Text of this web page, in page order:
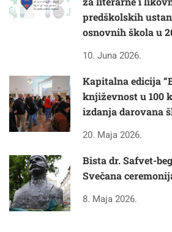
predškolskih
osnovnih škola u
10. Juna 2026.
Kapitalna edicija
književnost u 100
izdanja darovana
20. Maja 2026.
Bista dr. Safvet-
Svečana
8. Maja 2026.